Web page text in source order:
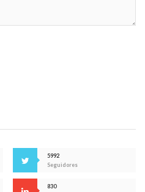
5992
Seguidores
830